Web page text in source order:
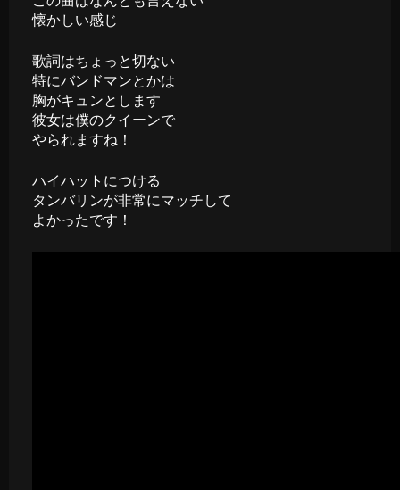
懐かしい感じ
歌詞はちょっと切ない
特にバンドマンとかは
胸がキュンとします
彼女は僕のクイーンで
やられますね！
ハイハットにつける
タンバリンが非常にマッチして
よかったです！